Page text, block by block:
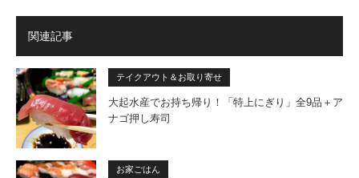
関連記事
テイクアウト＆お取り寄せ
大起水産でお持ち帰り！「特上にぎり」全9品＋ア
ナゴ押し寿司
お家ごはん